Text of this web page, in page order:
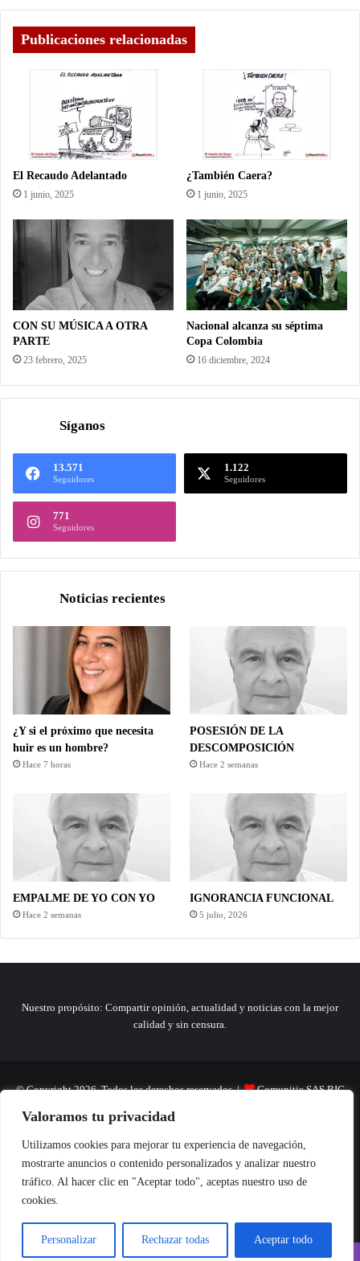
Valoramos tu privacidad
Utilizamos cookies para mejorar tu experiencia de navegación,
mostrarte anuncios o contenido personalizados y analizar nuestro
tráfico. Al hacer clic en "Aceptar todo", aceptas nuestro uso de
cookies.
Personalizar Rechazar todas Aceptar todo
Publicaciones relacionadas
El Recaudo Adelantado
1 junio, 2025
¿También Caera?
1 junio, 2025
CON SU MÚSICA A OTRA
PARTE
23 febrero, 2025
Nacional alcanza su séptima
Copa Colombia
16 diciembre, 2024
Síganos
13.571
Seguidores
1.122
Seguidores
771
Seguidores
Noticias recientes
¿Y si el próximo que necesita
huir es un hombre?
Hace 7 horas
POSESIÓN DE LA
DESCOMPOSICIÓN
Hace 2 semanas
EMPALME DE YO CON YO
Hace 2 semanas
IGNORANCIA FUNCIONAL
5 julio, 2026
Nuestro propósito: Compartir opinión, actualidad y noticias con la mejor
calidad y sin censura.
© Copyright 2026, Todos los derechos reservados | Comunitic SAS BIC
Nit 901228106
Home Actualidad Variedades Opinion Turismo Deportes
El Tinteadero Caricaturas Reportajes